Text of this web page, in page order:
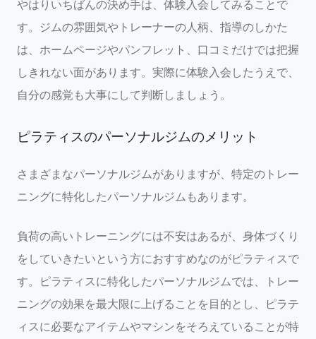
やはりいちばんの決め手は、体験入会してみることで
す。ジムの雰囲気やトレーナーの人柄、指導のしかた
は、ホームページやパンフレット、口コミだけでは把握
しきれない面があります。実際に体験入会したうえで、
自分の感覚も大事にして判断しましょう。
ピラティスのパーソナルジムのメリット
さまざまなパーソナルジムがありますが、特定のトレー
ニングに特化したパーソナルジムもあります。
負荷の高いトレーニングには不安はあるが、身体づくり
をしていきたいという方におすすめなのがピラティスで
す。ピラティスに特化したパーソナルジムでは、トレー
ニングの効果を最大限に上げることを目的とし、ピラテ
ィスに必要なアイテムやマシンをそろえていることが特